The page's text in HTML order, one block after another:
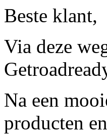
Beste klant,
Via deze
Na een
producten